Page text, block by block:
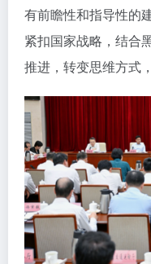
有前瞻性和指导性的
紧扣国家战略，结合
推进，转变思维方式